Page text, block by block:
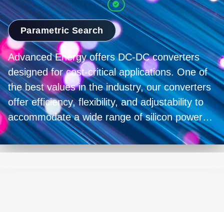
Parametric Search
Advanced Energy offers DC-DC converters
designed for cost-critical applications. One of
the best values in the industry, our converters
offer efficiency, flexibility, and adjustability to
accommodate a wide range of silicon power
needs in higher power densities, smaller
footprints, and voltage ranges, without the